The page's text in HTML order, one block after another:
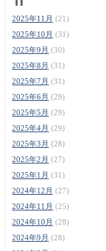
2025年11月 (21)
2025年10月 (31)
2025年9月 (30)
2025年8月 (31)
2025年7月 (31)
2025年6月 (29)
2025年5月 (29)
2025年4月 (29)
2025年3月 (28)
2025年2月 (27)
2025年1月 (31)
2024年12月 (27)
2024年11月 (25)
2024年10月 (28)
2024年9月 (28)